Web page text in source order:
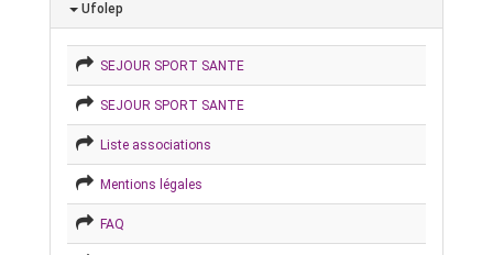
Ufolep
SEJOUR SPORT SANTE
SEJOUR SPORT SANTE
Liste associations
Mentions légales
FAQ